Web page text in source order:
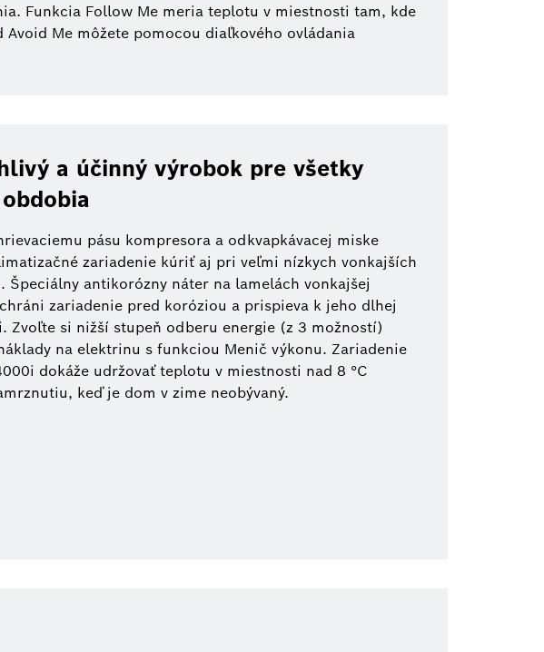
Funkcia Follow Me meria teplotu v miestnosti tam, kde
Me môžete pomocou diaľkového ovládania
a účinný výrobok pre všetky
pásu kompresora a odkvapkávacej miske
zariadenie kúriť aj pri veľmi nízkych vonkajších
Špeciálny antikorózny náter na lamelách vonkajšej
zariadenie pred koróziou a prispieva k jeho dlhej
Zvoľte si nižší stupeň odberu energie (z 3 možností)
na elektrinu s funkciou Menič výkonu. Zariadenie
dokáže udržovať teplotu v miestnosti nad 8 °C
keď je dom v zime neobývaný.